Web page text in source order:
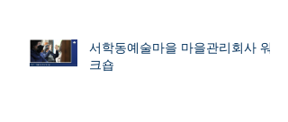
서학동예술마을 마을관리회사 워
크숍